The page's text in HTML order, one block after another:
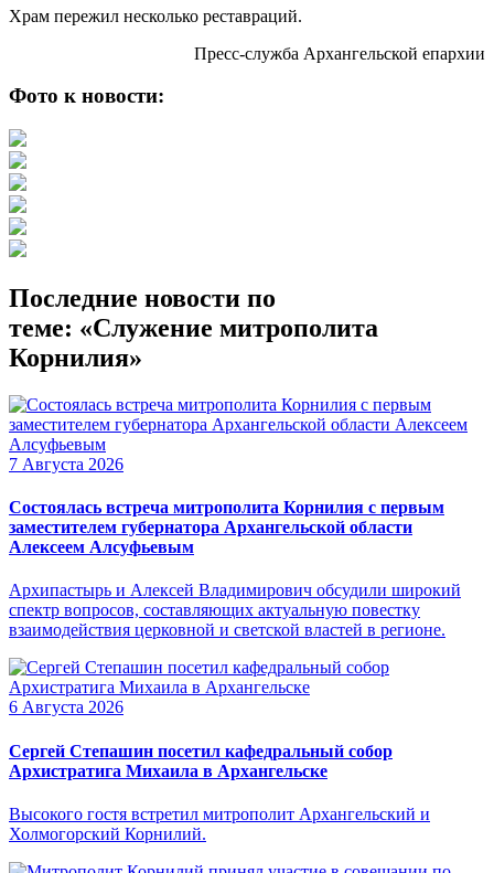
Храм пережил несколько реставраций.
Пресс-служба Архангельской епархии
Фото к новости:
Последние новости по
теме: «Служение митрополита
Корнилия»
7 Августа 2026
Состоялась встреча митрополита Корнилия с первым
заместителем губернатора Архангельской области
Алексеем Алсуфьевым
Архипастырь и Алексей Владимирович обсудили широкий
спектр вопросов, составляющих актуальную повестку
взаимодействия церковной и светской властей в регионе.
6 Августа 2026
Сергей Степашин посетил кафедральный собор
Архистратига Михаила в Архангельске
Высокого гостя встретил митрополит Архангельский и
Холмогорский Корнилий.